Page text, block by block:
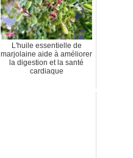
L'huile essentielle de
marjolaine aide à améliorer
la digestion et la santé
cardiaque